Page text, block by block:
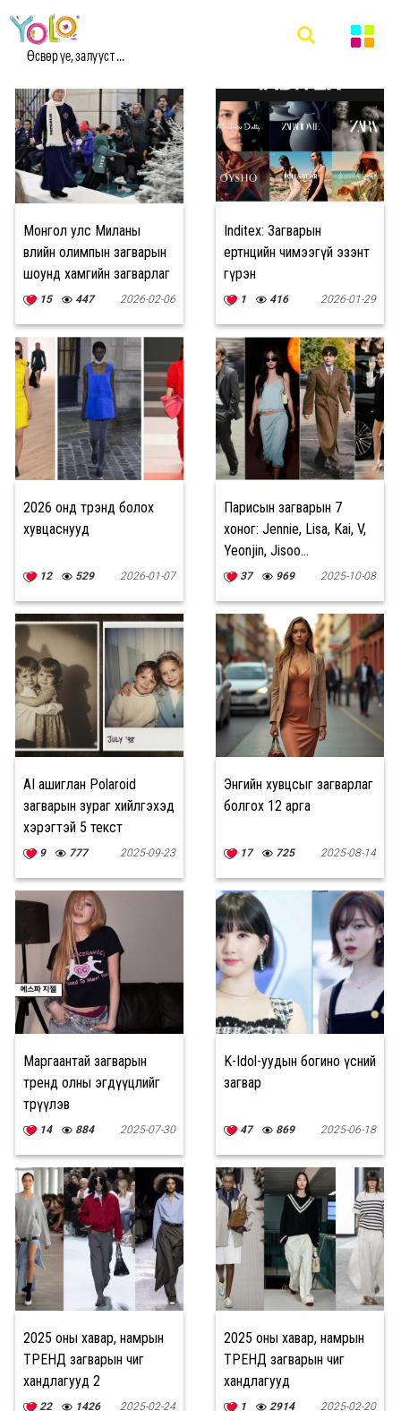
Өсвөр үе, залууст ...
#ЗАГВАР МЭДЭЭ
Монгол улс Миланы
өвлийн олимпын загварын
шоунд хамгийн загварлаг
хувцастай орнуудын
15 447 2026-02-06
Inditex: Загварын
ертөнцийн чимээгүй эзэнт
гүрэн
1 416 2026-01-29
2026 онд трэнд болох
хувцаснууд
12 529 2026-01-07
Парисын загварын 7
хоног: Jennie, Lisa, Kai, V,
Yeonjin, Jisoo...
37 969 2025-10-08
AI ашиглан Polaroid
загварын зураг хийлгэхэд
хэрэгтэй 5 текст
9 777 2025-09-23
Энгийн хувцсыг загварлаг
болгох 12 арга
17 725 2025-08-14
Маргаантай загварын
тренд олны эгдүүцлийг
төрүүлэв
14 884 2025-07-30
K-Idol-уудын богино үсний
загвар
47 869 2025-06-18
2025 оны хавар, намрын
ТРЕНД загварын чиг
хандлагууд 2
22 1426 2025-02-24
2025 оны хавар, намрын
ТРЕНД загварын чиг
хандлагууд
1 2914 2025-02-20